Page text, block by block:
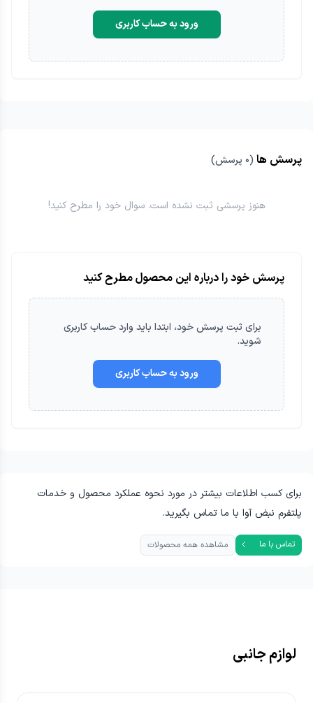
ورود به حساب کاربری
پرسش ها (۰ پرسش)
هنوز پرسشی ثبت نشده است. سوال خود را مطرح کنید!
پرسش خود را درباره این محصول مطرح کنید
برای ثبت پرسشخود، ابتدا باید وارد حساب کاربری
شوید.
ورود به حساب کاربری
برای کسب اطلاعات بیشتر در مورد نحوه عملکرد محصول و خدمات
پلتفرم نبض آوا با ما تماس بگیرید.
تماس با ما مشاهده همه محصولات
لوازم جانبی